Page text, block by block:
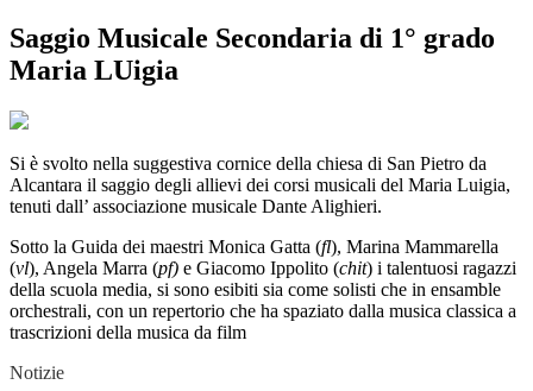
Saggio Musicale Secondaria di 1° grado
Maria LUigia
Si è svolto nella suggestiva cornice della chiesa di San Pietro da
Alcantara il saggio degli allievi dei corsi musicali del Maria Luigia,
tenuti dall’ associazione musicale Dante Alighieri.
Sotto la Guida dei maestri Monica Gatta (fl), Marina Mammarella
(vl), Angela Marra (pf) e Giacomo Ippolito (chit) i talentuosi ragazzi
della scuola media, si sono esibiti sia come solisti che in ensamble
orchestrali, con un repertorio che ha spaziato dalla musica classica a
trascrizioni della musica da film
Notizie